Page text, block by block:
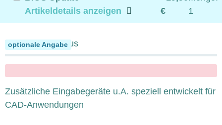
Artikeldetails anzeigen
€
1
Tastatur und Maus
optionale Angabe
x
Zusätzliche Eingabegeräte u.A. speziell entwickelt für
CAD-Anwendungen